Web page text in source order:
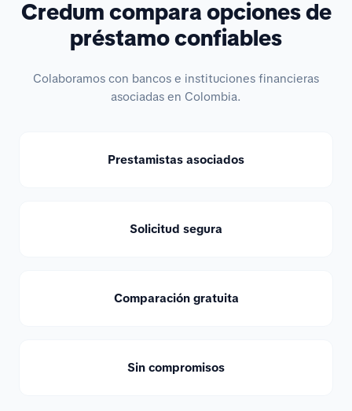
Credum compara opciones de
préstamo confiables
Colaboramos con bancos e instituciones financieras
asociadas en Colombia.
Prestamistas asociados
Solicitud segura
Comparación gratuita
Sin compromisos